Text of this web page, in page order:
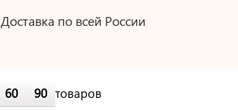
Доставка по всей России
60 90 товаров